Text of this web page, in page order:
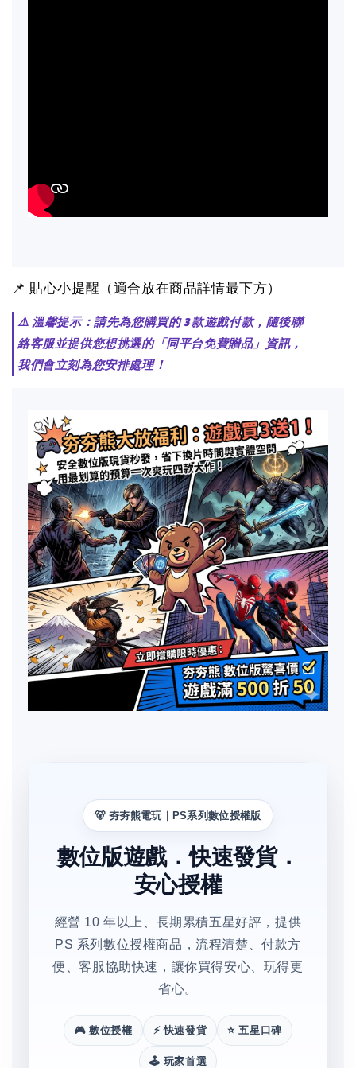
📌 貼心小提醒（適合放在商品詳情最下方）
⚠️ 溫馨提示：請先為您購買的 3 款遊戲付款，隨後聯
絡客服並提供您想挑選的「同平台免費贈品」資訊，
我們會立刻為您安排處理！
🐻 夯夯熊電玩｜PS系列數位授權版
數位版遊戲．快速發貨．
安心授權
經營 10 年以上、長期累積五星好評，提供
PS 系列數位授權商品，流程清楚、付款方
便、客服協助快速，讓你買得安心、玩得更
省心。
🎮 數位授權 ⚡ 快速發貨 ⭐ 五星口碑
🕹️ 玩家首選